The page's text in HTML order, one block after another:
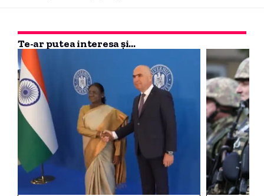
Te-ar putea interesa și...